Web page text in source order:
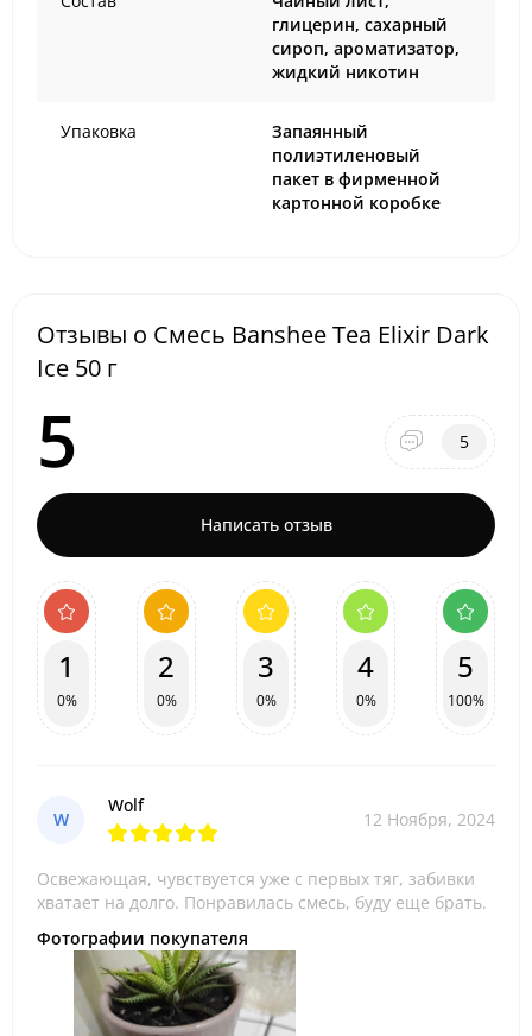
глицерин, сахарный
сироп, ароматизатор,
жидкий никотин
Упаковка
Запаянный
полиэтиленовый
пакет в фирменной
картонной коробке
Отзывы о Смесь Banshee Tea Elixir Dark
Ice 50 г
5 5
Написать отзыв
1
0%
2
0%
3
0%
4
0%
5
100%
W
Wolf
12 Ноября, 2024
Освежающая, чувствуется уже с первых тяг, забивки
хватает на долго. Понравилась смесь, буду еще брать.
Фотографии покупателя